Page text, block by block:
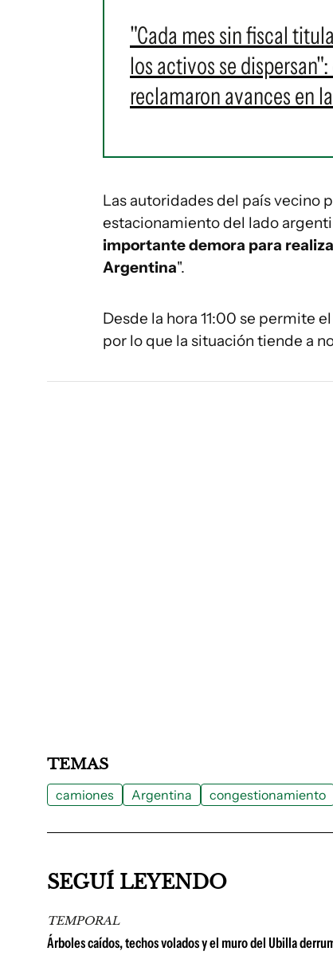
"Cada mes sin fiscal
los activos se
reclamaron avances en
Las autoridades del país vecino
estacionamiento del lado
importante demora para
Argentina".
Desde la hora 11:00 se permite
por lo que la situación tiende a
TEMAS
camiones Argentina congestionamiento
SEGUÍ LEYENDO
TEMPORAL
Árboles caídos, techos volados y el muro del Ubilla